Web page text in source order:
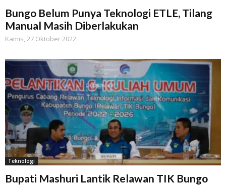
Bungo Belum Punya Teknologi ETLE, Tilang
Manual Masih Diberlakukan
Kamis, 27 Oktober 2022
Teknologi
Bupati Mashuri Lantik Relawan TIK Bungo